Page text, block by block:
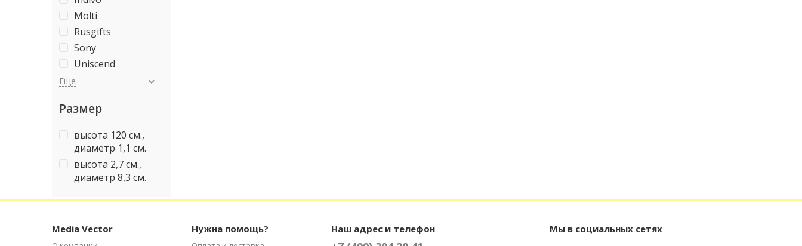
Molti
Rusgifts
Sony
Uniscend
Еще
Размер
высота 120 см.,
диаметр 1,1 см.
высота 2,7 см.,
диаметр 8,3 см.
Media Vector Нужна помощь? Наш адрес и телефон Мы в социальных сетях